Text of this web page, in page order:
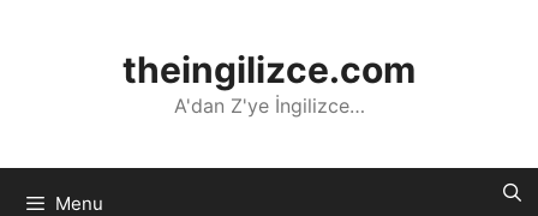
theingilizce.com
A'dan Z'ye İngilizce…
Menu